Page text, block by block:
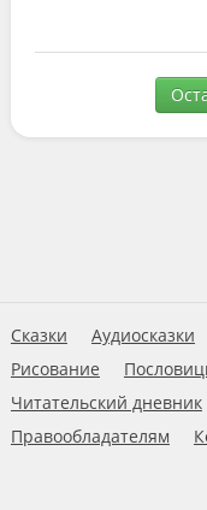
Сказки Аудиосказки
Рисование
Читательский дневник
Правообладателям